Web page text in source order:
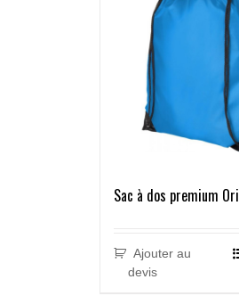
Sac à dos premium
Ajouter au
devis